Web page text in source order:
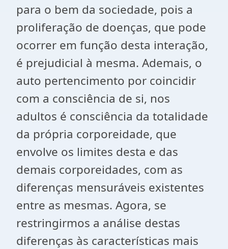
para o bem da sociedade, pois a
proliferação de doenças, que pode
ocorrer em função desta interação,
é prejudicial à mesma. Ademais, o
auto pertencimento por coincidir
com a consciência de si, nos
adultos é consciência da totalidade
da própria corporeidade, que
envolve os limites desta e das
demais corporeidades, com as
diferenças mensuráveis existentes
entre as mesmas. Agora, se
restringirmos a análise destas
diferenças às características mais